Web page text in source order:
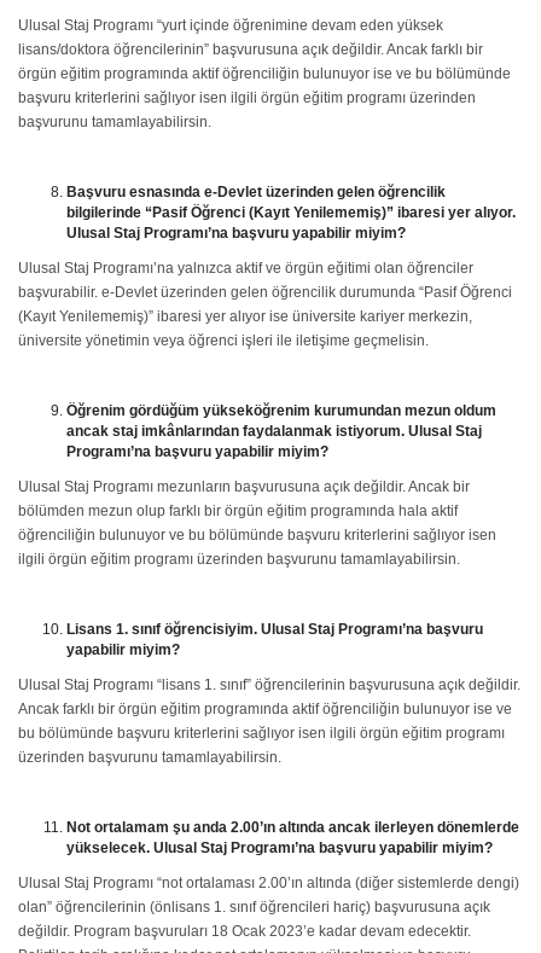
Ulusal Staj Programı “yurt içinde öğrenimine devam eden yüksek
lisans/doktora öğrencilerinin” başvurusuna açık değildir. Ancak farklı bir
örgün eğitim programında aktif öğrenciliğin bulunuyor ise ve bu bölümünde
başvuru kriterlerini sağlıyor isen ilgili örgün eğitim programı üzerinden
başvurunu tamamlayabilirsin.
Başvuru esnasında e-Devlet üzerinden gelen öğrencilik
bilgilerinde “Pasif Öğrenci (Kayıt Yenilememiş)” ibaresi yer alıyor.
Ulusal Staj Programı’na başvuru yapabilir miyim?
Ulusal Staj Programı’na yalnızca aktif ve örgün eğitimi olan öğrenciler
başvurabilir. e-Devlet üzerinden gelen öğrencilik durumunda “Pasif Öğrenci
(Kayıt Yenilememiş)” ibaresi yer alıyor ise üniversite kariyer merkezin,
üniversite yönetimin veya öğrenci işleri ile iletişime geçmelisin.
Öğrenim gördüğüm yükseköğrenim kurumundan mezun oldum
ancak staj imkânlarından faydalanmak istiyorum. Ulusal Staj
Programı’na başvuru yapabilir miyim?
Ulusal Staj Programı mezunların başvurusuna açık değildir. Ancak bir
bölümden mezun olup farklı bir örgün eğitim programında hala aktif
öğrenciliğin bulunuyor ve bu bölümünde başvuru kriterlerini sağlıyor isen
ilgili örgün eğitim programı üzerinden başvurunu tamamlayabilirsin.
Lisans 1. sınıf öğrencisiyim. Ulusal Staj Programı’na başvuru
yapabilir miyim?
Ulusal Staj Programı “lisans 1. sınıf” öğrencilerinin başvurusuna açık değildir.
Ancak farklı bir örgün eğitim programında aktif öğrenciliğin bulunuyor ise ve
bu bölümünde başvuru kriterlerini sağlıyor isen ilgili örgün eğitim programı
üzerinden başvurunu tamamlayabilirsin.
Not ortalamam şu anda 2.00’ın altında ancak ilerleyen dönemlerde
yükselecek. Ulusal Staj Programı’na başvuru yapabilir miyim?
Ulusal Staj Programı “not ortalaması 2.00’ın altında (diğer sistemlerde dengi)
olan” öğrencilerinin (önlisans 1. sınıf öğrencileri hariç) başvurusuna açık
değildir. Program başvuruları 18 Ocak 2023’e kadar devam edecektir.